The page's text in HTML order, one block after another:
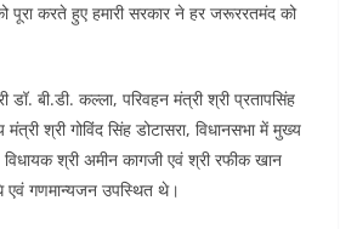
करते हुए हमारी सरकार ने हर जरूररतमंद को
बी.डी. कल्ला, परिवहन मंत्री श्री प्रतापसिंह
मंत्री श्री गोविंद सिंह डोटासरा, विधानसभा में मुख्य
श्री अमीन कागजी एवं श्री रफीक खान
एवं गणमान्यजन उपस्थित थे।